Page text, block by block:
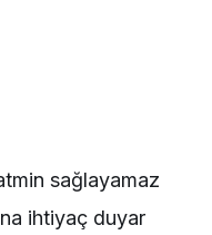
sağlayamaz
ihtiyaç duyar